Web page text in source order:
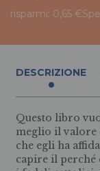
risparmi: 0,65 €
DESCRIZIONE
Questo libro
meglio il valore
che egli ha
capire il perché